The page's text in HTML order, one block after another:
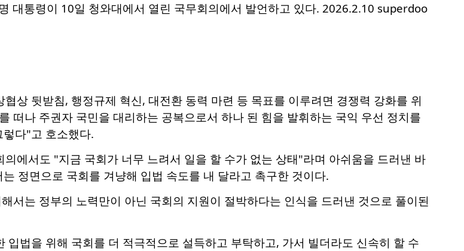
대통령이 10일 청와대에서 열린 국무회의에서 발언하고 있다. 2026.2.10 superdoo
상 뒷받침, 행정규제 혁신, 대전환 동력 마련 등 목표를 이루려면 경쟁력 강화를 위
떠나 주권자 국민을 대리하는 공복으로서 하나 된 힘을 발휘하는 국익 우선 정치를
다"고 호소했다.
에서도 "지금 국회가 너무 느려서 일을 할 수가 없는 상태"라며 아쉬움을 드러낸 바
정면으로 국회를 겨냥해 입법 속도를 내 달라고 촉구한 것이다.
서는 정부의 노력만이 아닌 국회의 지원이 절박하다는 인식을 드러낸 것으로 풀이된
입법을 위해 국회를 더 적극적으로 설득하고 부탁하고, 가서 빌더라도 신속히 할 수